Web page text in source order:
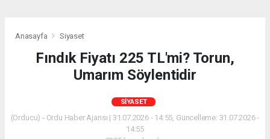
Anasayfa Siyaset
Fındık Fiyatı 225 TL'mi? Torun,
Umarım Söylentidir
SIYASET
(Orducu) - Ordu Haber Ajansı | 31.07.2026 - 14:55, Güncelleme: 31.07.2026 -
14:55